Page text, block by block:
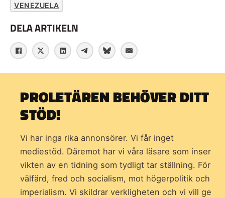
VENEZUELA
DELA ARTIKELN
PROLETÄREN BEHÖVER DITT
STÖD!
Vi har inga rika annonsörer. Vi får inget
mediestöd. Däremot har vi våra läsare som inser
vikten av en tidning som tydligt tar ställning. För
välfärd, fred och socialism, mot högerpolitik och
imperialism. Vi skildrar verkligheten och vi vill ge